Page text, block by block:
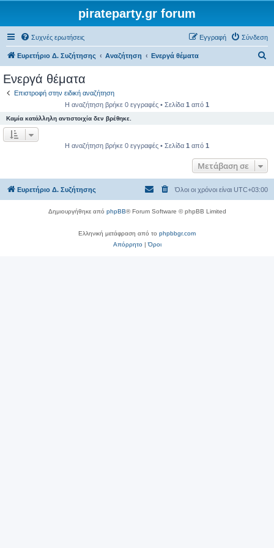
pirateparty.gr forum
Συχνές ερωτήσεις Σύνδεση
Εγγραφή
Ευρετήριο Δ. Συζήτησης Αναζήτηση Ενεργά θέματα
η
Ενεργά θέματα
Επιστροφή στην ειδική αναζήτηση
Η αναζήτηση βρήκε 0 εγγραφές • Σελίδα 1 από 1
Καμία κατάλληλη αντιστοιχία δεν βρέθηκε.
Η αναζήτηση βρήκε 0 εγγραφές • Σελίδα 1 από 1
Μετάβαση σε
Ευρετήριο Δ. Συζήτησης Όλοι οι χρόνοι είναι UTC+03:00
Δημιουργήθηκε από phpBB® Forum Software © phpBB Limited
Ελληνική μετάφραση από το phpbbgr.com
Απόρρητο|Όροι